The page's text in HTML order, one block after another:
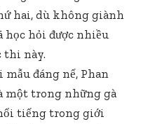
hai, dù không giành
học hỏi được nhiều
thi này.
đáng nể, Phan
một trong những gà
tiếng trong giới